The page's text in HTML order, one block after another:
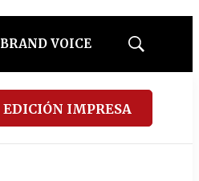
BRAND VOICE
Mostrar
EDICIÓN IMPRESA